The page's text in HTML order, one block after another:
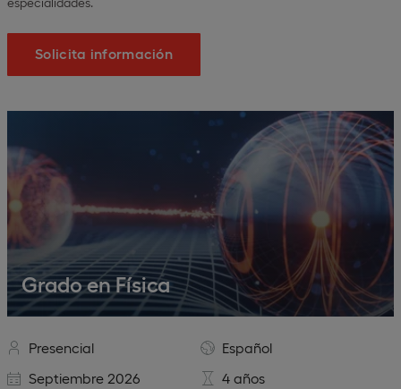
Solicita información
Grado en Física
Presencial
Español
Septiembre 2026
4 años